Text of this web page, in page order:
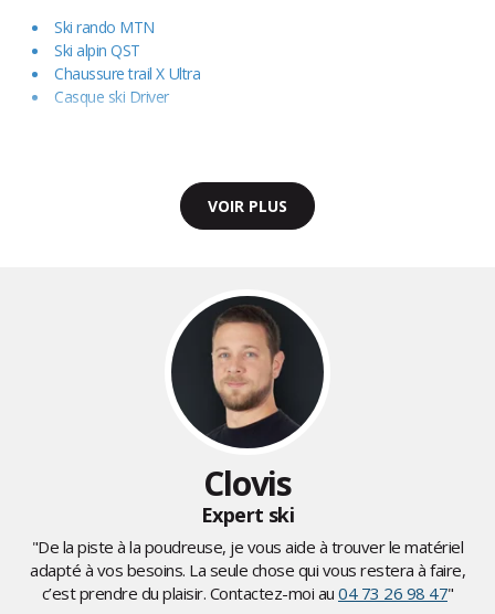
Ski rando MTN
Ski alpin QST
Chaussure trail X Ultra
Casque ski Driver
VOIR PLUS
Clovis
Expert ski
"De la piste à la poudreuse, je vous aide à trouver le matériel
adapté à vos besoins. La seule chose qui vous restera à faire,
c’est prendre du plaisir. Contactez-moi au 04 73 26 98 47"